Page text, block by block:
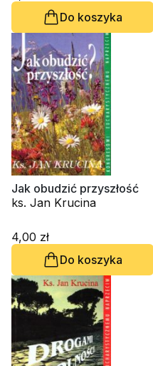
Do koszyka
Jak obudzić przyszłość
ks. Jan Krucina
4,00 zł
Do koszyka